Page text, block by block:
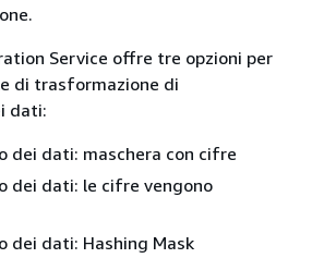
Service offre tre opzioni per
di trasformazione di
dati:
dei dati: maschera con cifre
dei dati: le cifre vengono
dei dati: Hashing Mask